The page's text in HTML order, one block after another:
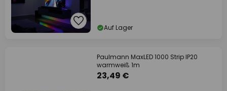
Auf Lager
Paulmann MaxLED 1000 Strip IP20
warmweiß 1m
23,49 €